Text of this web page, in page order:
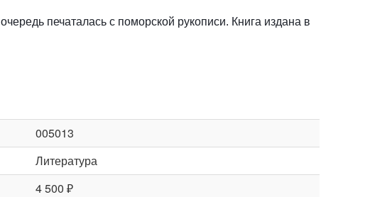
печаталась с поморской рукописи. Книга издана в
005013
Литература
4 500 ₽